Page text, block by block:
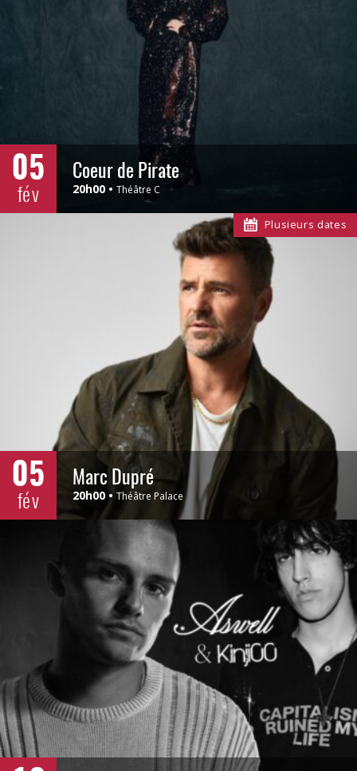
05
fév
Coeur de Pirate
20h00 Théâtre C
Plusieurs dates
05
fév
Marc Dupré
20h00 Théâtre Palace